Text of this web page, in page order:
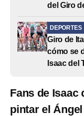
del Giro
DEPORTES
Giro de
cómo se
Isaac del
Fans de Isaac
pintar el